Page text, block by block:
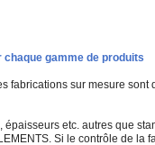
gamme de produits
fabrications sur mesure sont
épaisseurs etc. autres que
Si le contrôle de la